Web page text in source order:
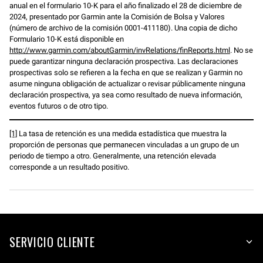
anual en el formulario 10-K para el año finalizado el 28 de diciembre de
2024, presentado por Garmin ante la Comisión de Bolsa y Valores
(número de archivo de la comisión 0001-411180). Una copia de dicho
Formulario 10-K está disponible en
http://www.garmin.com/aboutGarmin/invRelations/finReports.html. No se
puede garantizar ninguna declaración prospectiva. Las declaraciones
prospectivas solo se refieren a la fecha en que se realizan y Garmin no
asume ninguna obligación de actualizar o revisar públicamente ninguna
declaración prospectiva, ya sea como resultado de nueva información,
eventos futuros o de otro tipo.
[1] La tasa de retención es una medida estadística que muestra la
proporción de personas que permanecen vinculadas a un grupo de un
periodo de tiempo a otro. Generalmente, una retención elevada
corresponde a un resultado positivo.
SERVICIO CLIENTE